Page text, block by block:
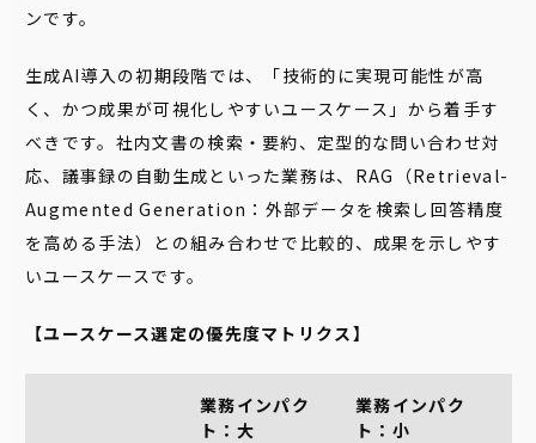
ンです。
生成AI導入の初期段階では、「技術的に実現可能性が高
く、かつ成果が可視化しやすいユースケース」から着手す
べきです。社内文書の検索・要約、定型的な問い合わせ対
応、議事録の自動生成といった業務は、RAG（Retrieval-
Augmented Generation：外部データを検索し回答精度
を高める手法）との組み合わせで比較的、成果を示しやす
いユースケースです。
【ユースケース選定の優先度マトリクス】
業務インパク
ト：大
業務インパク
ト：小